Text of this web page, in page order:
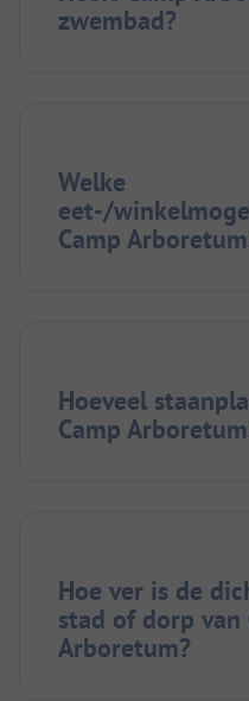
zwembad?
Welke
eet-/
Camp
Hoeveel
Camp
Hoe ver is de
stad of dorp van
Arboretum?